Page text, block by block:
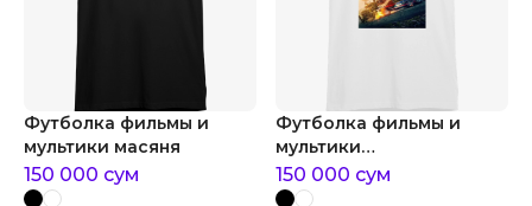
Футболка фильмы и
мультики масяня
150 000 сум
Футболка фильмы и
мультики
трансформеры:
восхождение
150 000 сум